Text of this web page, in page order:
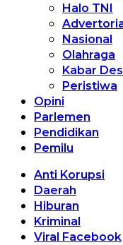
Halo TNI
Nasional
Olahraga
Kabar
Peristiwa
Opini
Parlemen
Pendidikan
Pemilu
Anti Korupsi
Daerah
Hiburan
Kriminal
Viral Facebook